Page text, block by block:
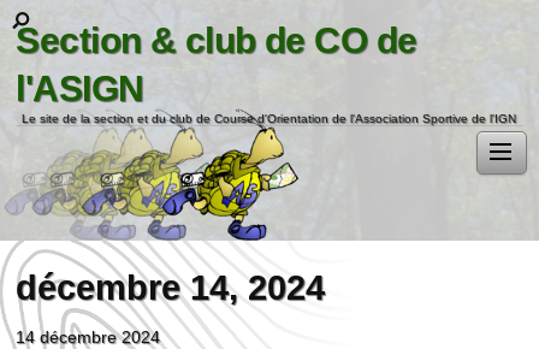
Section & club de CO de
l'ASIGN
Le site de la section et du club de Course d'Orientation de l'Association Sportive de l'IGN
décembre 14, 2024
14 décembre 2024